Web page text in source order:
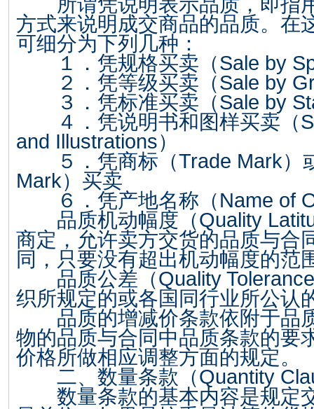
方式来说明成交商品的品质。在
可细分为下列几种：
１．凭规格买卖（Sale by
２．凭等级买卖（Sale by
３．凭标准买卖（Sale by
４．凭说明书和图样买卖（
and Illustrations）
５．凭商标（Trade Mark）
Mark）买卖
６．凭产地名称（Name of
品质机动幅度（Quality
商定，允许卖方交货的品质与合
同，只要没有超出机动幅度的范
品质公差（Quality Tolerance
织所规定的或各国同行业所公认
品质的增减价条款依附于品
物的品质与合同中品质条款的要
价格所做相应调整方面的规定。
二、数量条款（Quantity
数量条款的基本内容是规定